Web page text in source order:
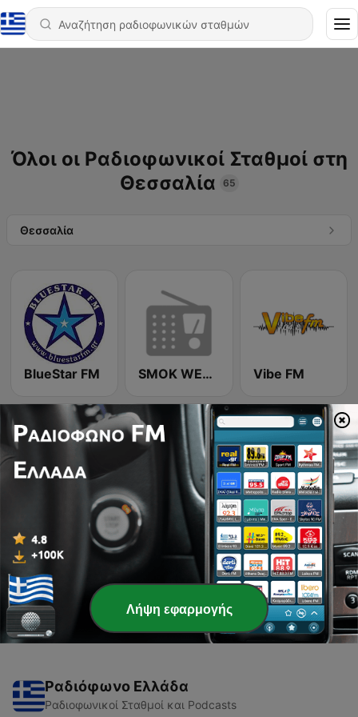
Όλοι οι Ραδιοφωνικοί Σταθμοί στη
Θεσσαλία
65
Θεσσαλία
BlueStar FM SMOK WEBRADIO Vibe FM
Radio Cocktail 89.0 FM Perfect Radio
Σελίδα2από2
<
2
Ραδιόφωνο Ελλάδα
Ραδιοφωνικοί Σταθμοί και Podcasts
Λήψη εφαρμογής